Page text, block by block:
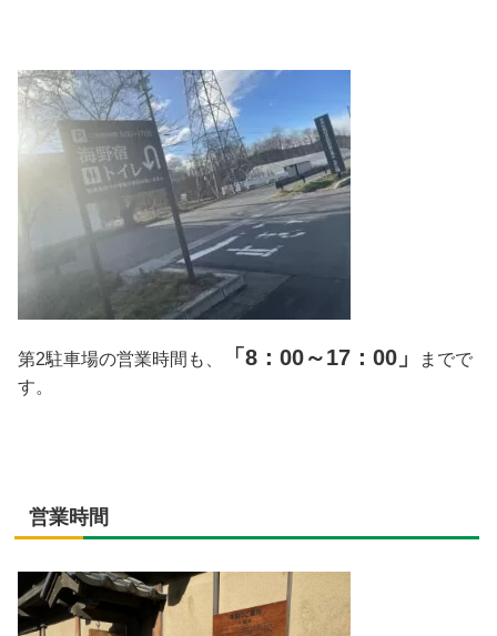
第2駐車場の営業時間も、 「8：00～17：00」
までで
す。
営業時間